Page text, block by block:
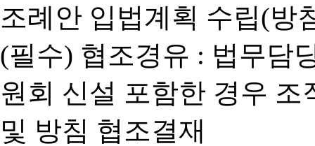
조례안 입법계획 수립(방
(필수) 협조경유 : 법무담
원회 신설 포함한 경우
및 방침 협조결재